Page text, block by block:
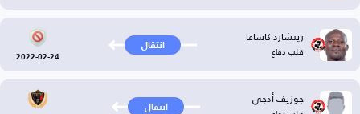
ريتشارد كاساغا
قلب دفاع انتقال
2022-02-24
جوزيف أدجي انتقال